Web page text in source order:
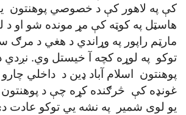
کې په لاهور کې د خصوصي پوهنتون
هاسټل په کوټه کې مړ مونده شو او
مارټم راپور په وړاندي د هغي د
توکو په لوړه کچه آ خيستل وي. نږدي
پوهنتون اسلام آباد ډين د داخلي چارو
غونډه کې څرګنده کړه چې د پوهنتون
يو لوی شمير په نشه يي توکو عادت